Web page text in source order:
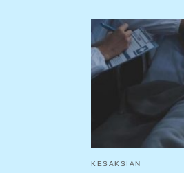
KESAKSIAN